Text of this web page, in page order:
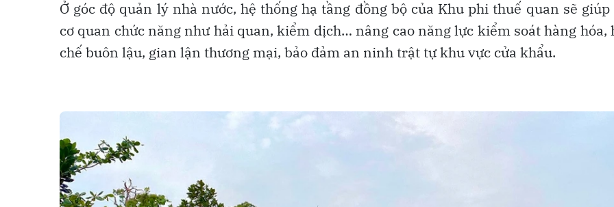
Ở góc độ quản lý nhà nước, hệ thống hạ tầng đồng bộ của Khu phi thuế quan sẽ giúp
cơ quan chức năng như hải quan, kiểm dịch… nâng cao năng lực kiểm soát hàng hóa,
chế buôn lậu, gian lận thương mại, bảo đảm an ninh trật tự khu vực cửa khẩu.